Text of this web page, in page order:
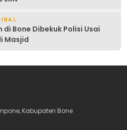
di Bone Dibekuk Polisi Usai
Masjid
Kabupaten Bone